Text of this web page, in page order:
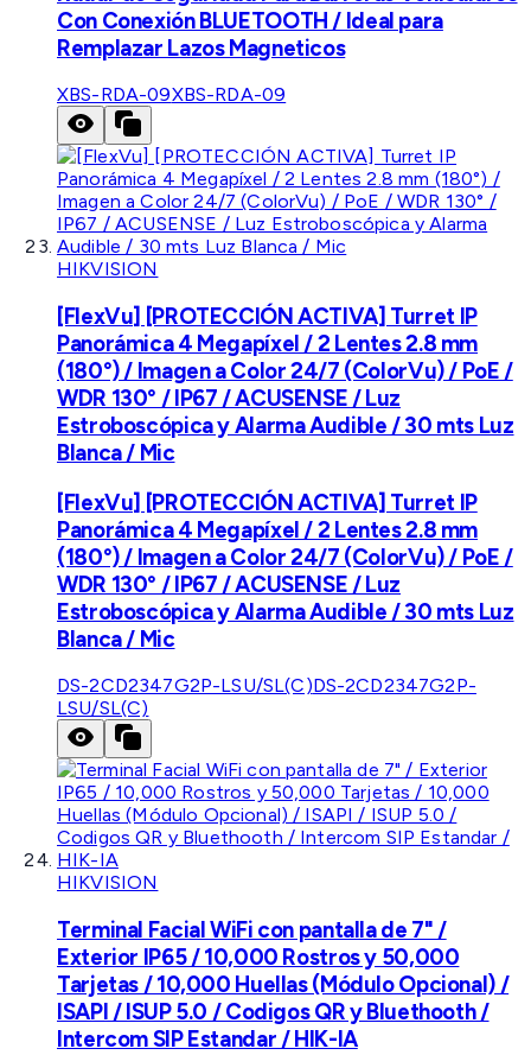
Con Conexión BLUETOOTH / Ideal para
Remplazar Lazos Magneticos
XBS-RDA-09XBS-RDA-09
HIKVISION
[FlexVu] [PROTECCIÓN ACTIVA] Turret IP
Panorámica 4 Megapíxel / 2 Lentes 2.8 mm
(180°) / Imagen a Color 24/7 (ColorVu) / PoE /
WDR 130° / IP67 / ACUSENSE / Luz
Estroboscópica y Alarma Audible / 30 mts Luz
Blanca / Mic
[FlexVu] [PROTECCIÓN ACTIVA] Turret IP
Panorámica 4 Megapíxel / 2 Lentes 2.8 mm
(180°) / Imagen a Color 24/7 (ColorVu) / PoE /
WDR 130° / IP67 / ACUSENSE / Luz
Estroboscópica y Alarma Audible / 30 mts Luz
Blanca / Mic
DS-2CD2347G2P-LSU/SL(C)DS-2CD2347G2P-
LSU/SL(C)
HIKVISION
Terminal Facial WiFi con pantalla de 7" /
Exterior IP65 / 10,000 Rostros y 50,000
Tarjetas / 10,000 Huellas (Módulo Opcional) /
ISAPI / ISUP 5.0 / Codigos QR y Bluethooth /
Intercom SIP Estandar / HIK-IA